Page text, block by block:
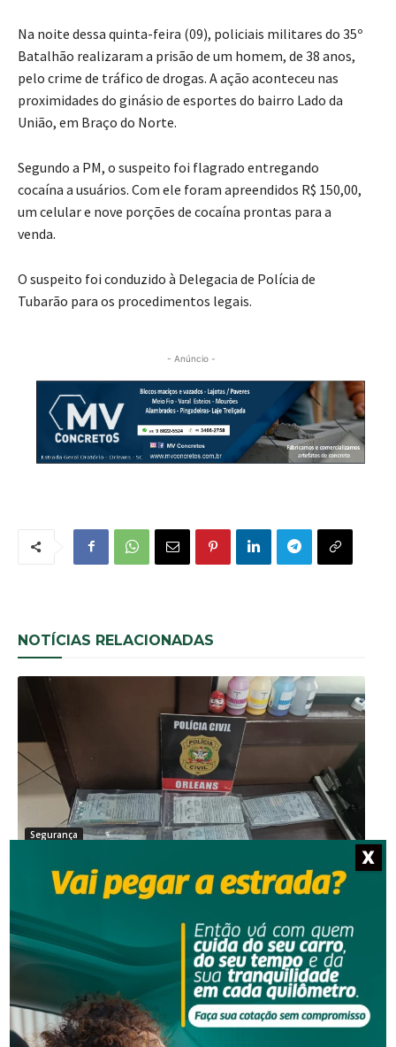
Na noite dessa quinta-feira (09), policiais militares do 35º
Batalhão realizaram a prisão de um homem, de 38 anos,
pelo crime de tráfico de drogas. A ação aconteceu nas
proximidades do ginásio de esportes do bairro Lado da
União, em Braço do Norte.
Segundo a PM, o suspeito foi flagrado entregando
cocaína a usuários. Com ele foram apreendidos R$ 150,00,
um celular e nove porções de cocaína prontas para a
venda.
O suspeito foi conduzido à Delegacia de Polícia de
Tubarão para os procedimentos legais.
- Anúncio -
NOTÍCIAS RELACIONADAS
Segurança
Operação da Polícia Civil resulta na prisão de três
pessoas em Orleans
X